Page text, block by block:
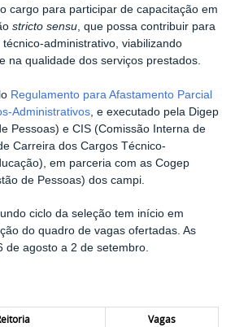
cargo para participar de capacitação em
stricto sensu, que possa contribuir para
administrativo, viabilizando
na qualidade dos serviços prestados.
Regulamento para Afastamento Parcial
Administrativos , e executado pela Digep
Pessoas) e CIS (Comissão Interna de
Carreira dos Cargos Técnico-
em parceria com as Cogep
de Pessoas) dos campi.
ciclo da seleção tem início em
do quadro de vagas ofertadas. As
de agosto a 2 de setembro.
Vagas